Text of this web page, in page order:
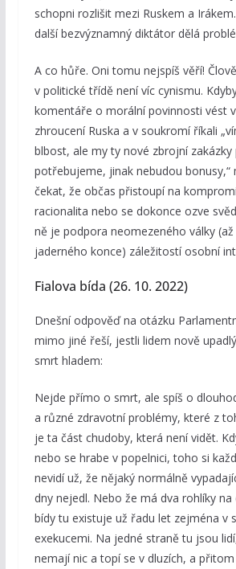
schopni rozlišit mezi Ruskem a
další bezvýznamný diktátor dělá
A co hůře. Oni tomu nejspíš věří!
v politické třídě není víc cynismu.
komentáře o morální povinnosti vést
zhroucení Ruska a v soukromí říkali
blbost, ale my ty nové zbrojní zakázky
potřebujeme, jinak nebudou bonusy,“
čekat, že občas přistoupí na
racionalita nebo se dokonce ozve
ně je podpora neomezeného války
jaderného konce) záležitostí osobní
Fialova bída (26. 10. 2022)
Dnešní odpověď na otázku
mimo jiné řeší, jestli lidem nově
smrt hladem:
Nejde přímo o smrt, ale spíš o
a různé zdravotní problémy, které z
je ta část chudoby, která není vidět.
nebo se hrabe v popelnici, toho si
nevidí už, že nějaký normálně
dny nejedl. Nebo že má dva rohlíky na
bídy tu existuje už řadu let zejména v
exekucemi. Na jedné straně tu jsou
nemají nic a topí se v dluzích, a